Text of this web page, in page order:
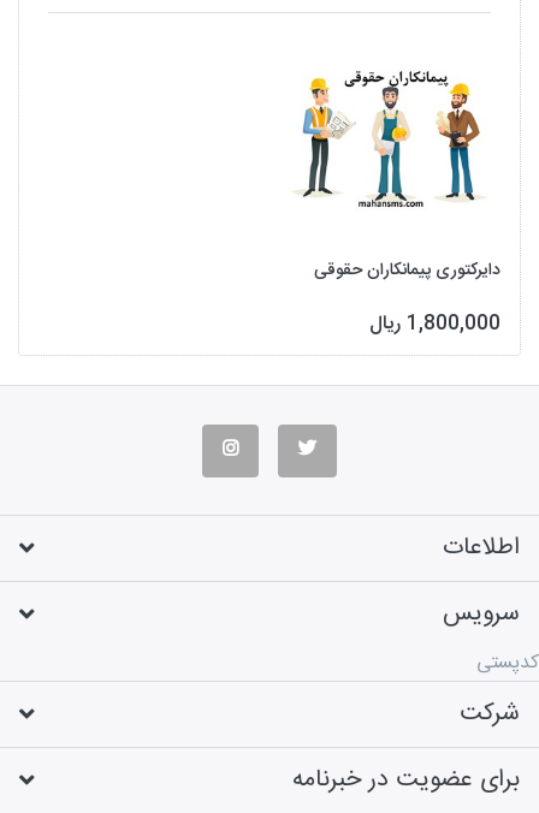
دایرکتوری پیمانکاران حقوقی
1,800,000 ریال
اطلاعات
سرویس
کدپستی
شرکت
برای عضویت در خبرنامه